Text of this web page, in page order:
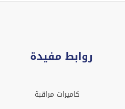
روابط مفيدة
كاميرات مراقبة